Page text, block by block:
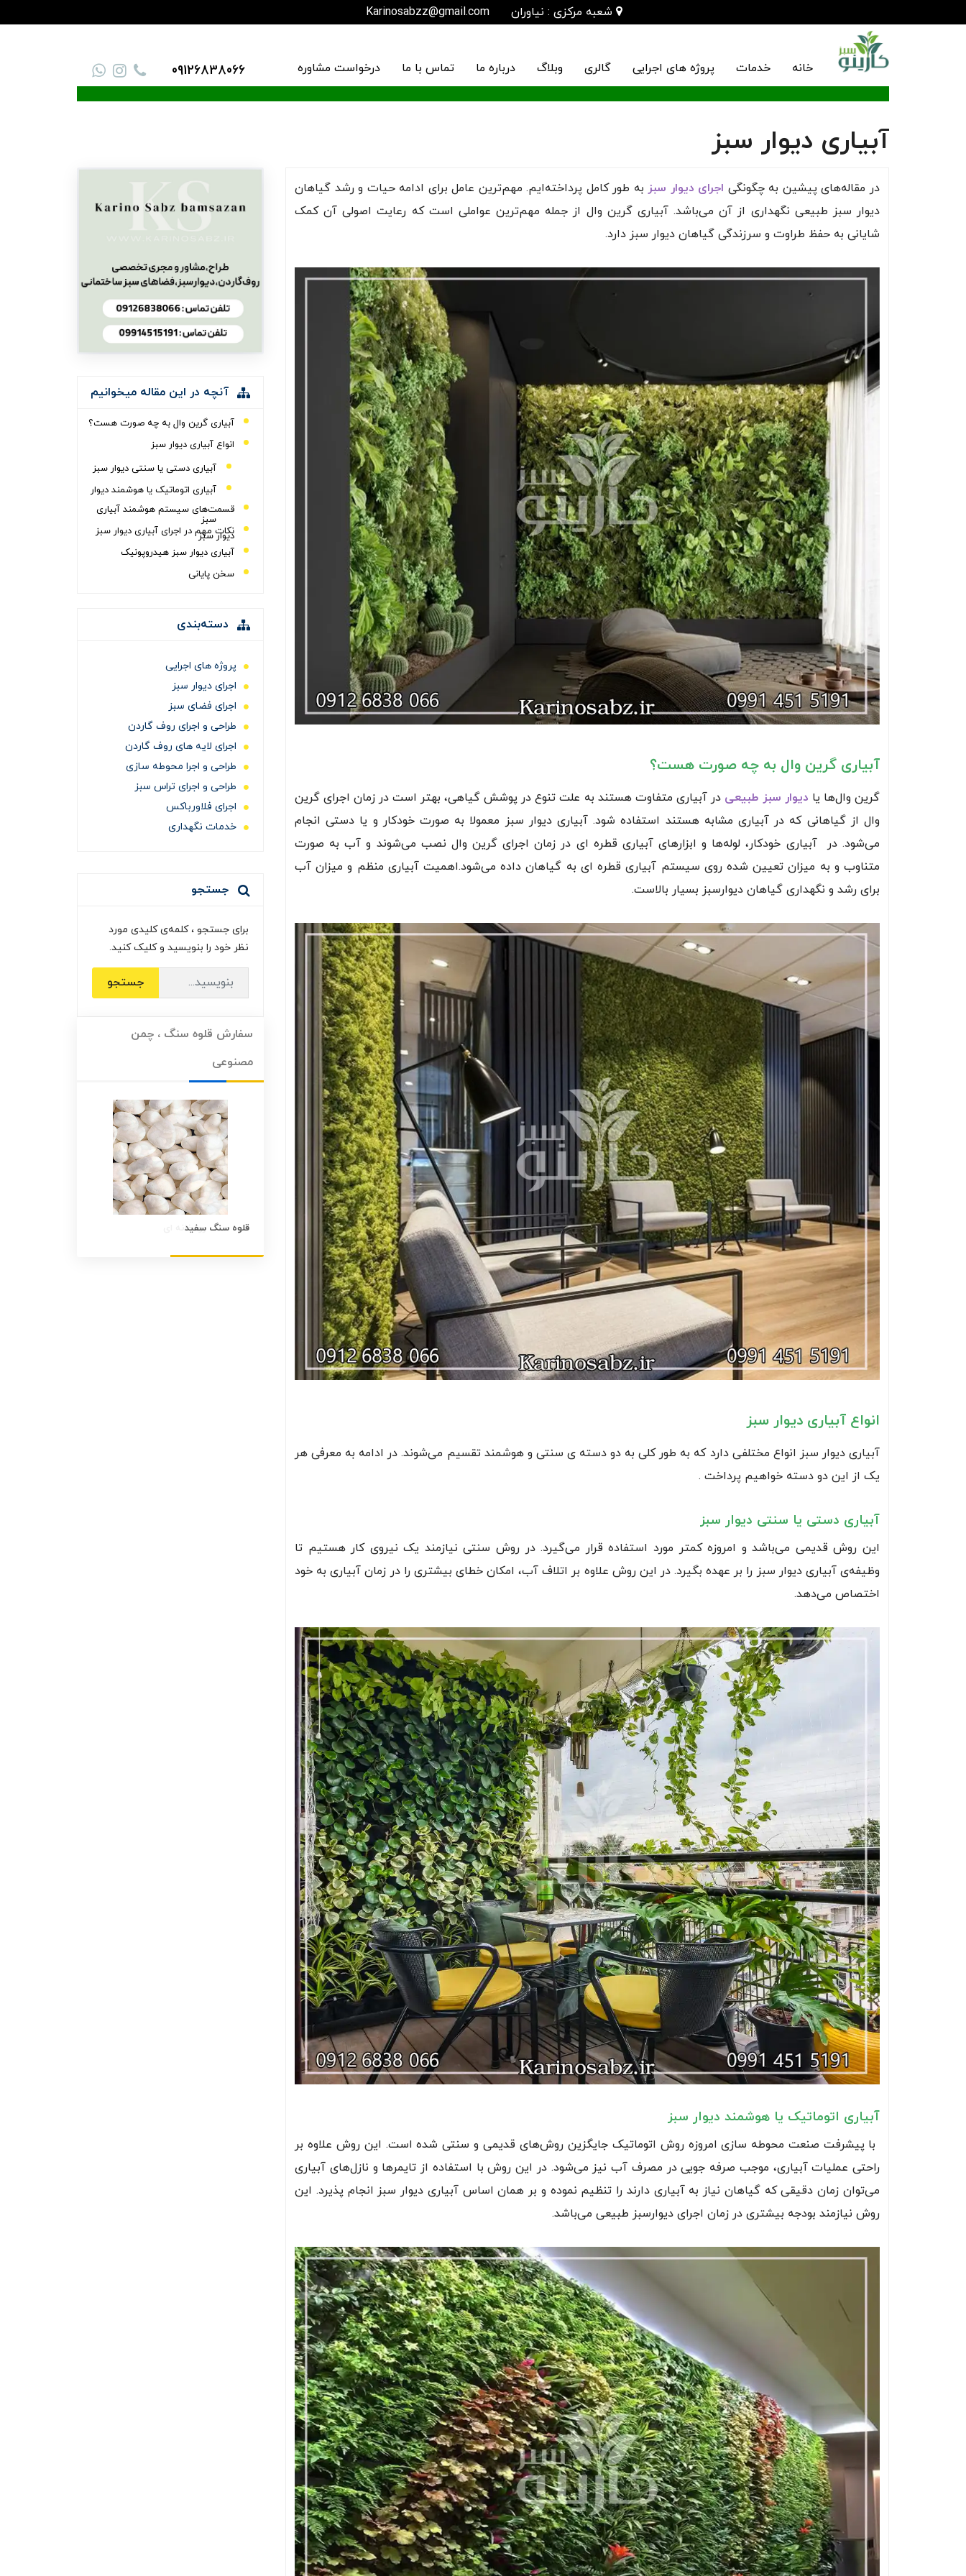
شعبه مرکزی : نیاوران Karinosabzz@gmail.com
خانه خدمات پروژه های اجرایی گالری وبلاگ درباره ما تماس با ما درخواست مشاوره 09126838066
آبیاری دیوار سبز
در مقاله‌های پیشین به چگونگی اجرای دیوار سبز به طور کامل پرداخته‌ایم. مهم‌ترین عامل برای ادامه حیات و رشد گیاهان
دیوار سبز طبیعی نگهداری از آن می‌باشد. آبیاری گرین وال از جمله مهم‌ترین عواملی است که رعایت اصولی آن کمک
شایانی به حفظ طراوت و سرزندگی گیاهان دیوار سبز دارد.
آبیاری گرین وال به چه صورت هست؟
گرین وال‌ها یا دیوار سبز طبیعی در آبیاری متفاوت هستند به علت تنوع در پوشش گیاهی، بهتر است در زمان اجرای گرین
وال از گیاهانی که در آبیاری مشابه هستند استفاده شود. آبیاری دیوار سبز معمولا به صورت خودکار و یا دستی انجام
می‌شود. در آبیاری خودکار، لوله‌ها و ابزارهای آبیاری قطره ای در زمان اجرای گرین وال نصب می‌شوند و آب به صورت
متناوب و به میزان تعیین شده روی سیستم آبیاری قطره ای به گیاهان داده می‌شود.اهمیت آبیاری منظم و میزان آب
برای رشد و نگهداری گیاهان دیوارسبز بسیار بالاست.
انواع آبیاری دیوار سبز
آبیاری دیوار سبز انواع مختلفی دارد که به طور کلی به دو دسته ی سنتی و هوشمند تقسیم می‌شوند. در ادامه به معرفی هر
یک از این دو دسته خواهیم پرداخت .
آبیاری دستی یا سنتی دیوار سبز
این روش قدیمی می‌باشد و امروزه کمتر مورد استفاده قرار می‌گیرد. در روش سنتی نیازمند یک نیروی کار هستیم تا
وظیفه‌ی آبیاری دیوار سبز را بر عهده بگیرد. در این روش علاوه بر اتلاف آب، امکان خطای بیشتری را در زمان آبیاری به خود
اختصاص می‌دهد.
آبیاری اتوماتیک یا هوشمند دیوار سبز
با پیشرفت صنعت محوطه سازی امروزه روش اتوماتیک جایگزین روش‌های قدیمی و سنتی شده است. این روش علاوه بر
راحتی عملیات آبیاری، موجب صرفه جویی در مصرف آب نیز می‌شود. در این روش با استفاده از تایمرها و نازل‌های آبیاری
می‌توان زمان دقیقی که گیاهان نیاز به آبیاری دارند را تنظیم نموده و بر همان اساس آبیاری دیوار سبز انجام پذیرد. این
روش نیازمند بودجه بیشتری در زمان اجرای دیوارسبز طبیعی می‌باشد.
آنچه در این مقاله میخوانیم
آبیاری گرین وال به چه صورت هست؟
انواع آبیاری دیوار سبز
آبیاری دستی یا سنتی دیوار سبز
آبیاری اتوماتیک یا هوشمند دیوار
سبز
قسمت‌های سیستم هوشمند آبیاری
دیوار سبز
نکات مهم در اجرای آبیاری دیوار سبز
آبیاری دیوار سبز هیدروپونیک
سخن پایانی
دسته‌بندی
پروژه های اجرایی
اجرای دیوار سبز
اجرای فضای سبز
طراحی و اجرای روف گاردن
اجرای لایه های روف گاردن
طراحی و اجرا محوطه سازی
طراحی و اجرای تراس سبز
اجرای فلاورباکس
خدمات نگهداری
جستجو
برای جستجو ، کلمه‌ی کلیدی مورد
نظر خود را بنویسید و کلیک کنید.
جستجو
سفارش قلوه سنگ ، چمن
مصنوعی
قلوه سنگ رنگی چمن مصنوعی قلوه سنگ رودخانه ای قلوه سنگ سفید